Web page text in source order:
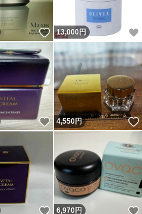
いいね！
13,000円
いいね！
4,550円
いいね！
6,970円